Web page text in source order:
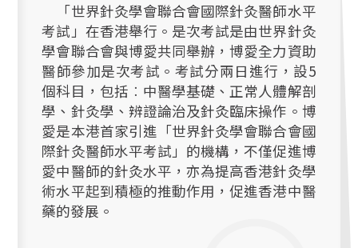
「世界針灸學會聯合會國際針灸醫師水平
考試」在香港舉行。是次考試是由世界針灸
學會聯合會與博愛共同舉辦，博愛全力資助
醫師參加是次考試。考試分兩日進行，設5
個科目，包括︰中醫學基礎、正常人體解剖
學、針灸學、辨證論治及針灸臨床操作。博
愛是本港首家引進「世界針灸學會聯合會國
際針灸醫師水平考試」的機構，不僅促進博
愛中醫師的針灸水平，亦為提高香港針灸學
術水平起到積極的推動作用，促進香港中醫
藥的發展。